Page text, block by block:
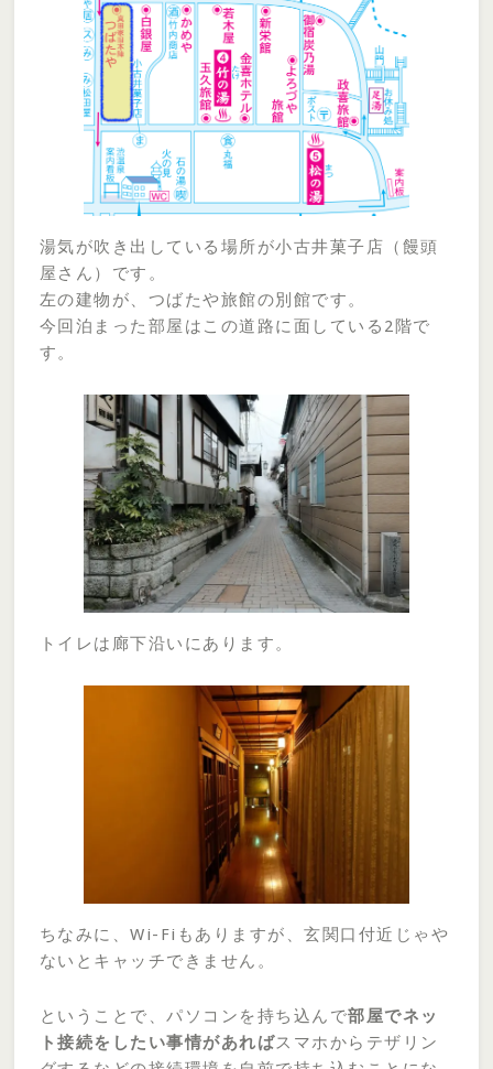
湯気が吹き出している場所が小古井菓子店（饅頭
屋さん）です。
左の建物が、つばたや旅館の別館です。
今回泊まった部屋はこの道路に面している2階で
す。
トイレは廊下沿いにあります。
ちなみに、Wi-Fiもありますが、玄関口付近じゃや
ないとキャッチできません。
ということで、パソコンを持ち込んで部屋でネッ
ト接続をしたい事情があればスマホからテザリン